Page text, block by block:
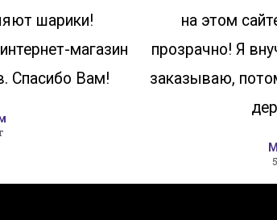
шарики!
магазин
Спасибо Вам!
на этом
прозрачно! Я
заказываю,